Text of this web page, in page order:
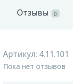
Отзывы 0
Артикул: 4.11.101
Пока нет отзывов